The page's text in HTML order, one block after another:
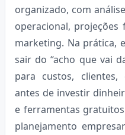
organizado, com
operacional, projeções
marketing. Na prática,
sair do “acho que vai
para custos, clientes,
antes de investir
e ferramentas
planejamento